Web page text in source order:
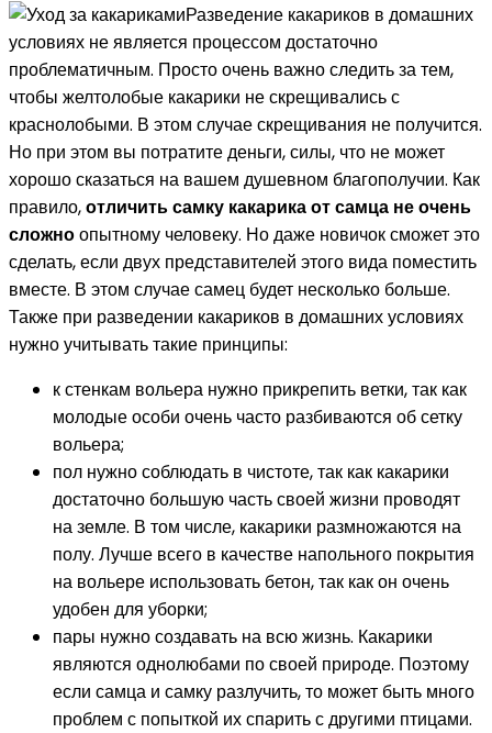
Разведение какариков в домашних
условиях не является процессом достаточно
проблематичным. Просто очень важно следить за тем,
чтобы желтолобые какарики не скрещивались с
краснолобыми. В этом случае скрещивания не получится.
Но при этом вы потратите деньги, силы, что не может
хорошо сказаться на вашем душевном благополучии. Как
правило,отличить самку какарика от самца не очень
сложноопытному человеку. Но даже новичок сможет это
сделать, если двух представителей этого вида поместить
вместе. В этом случае самец будет несколько больше.
Также при разведении какариков в домашних условиях
нужно учитывать такие принципы:
к стенкам вольера нужно прикрепить ветки, так как
молодые особи очень часто разбиваются об сетку
вольера;
пол нужно соблюдать в чистоте, так как какарики
достаточно большую часть своей жизни проводят
на земле. В том числе, какарики размножаются на
полу. Лучше всего в качестве напольного покрытия
на вольере использовать бетон, так как он очень
удобен для уборки;
пары нужно создавать на всю жизнь. Какарики
являются однолюбами по своей природе. Поэтому
если самца и самку разлучить, то может быть много
проблем с попыткой их спарить с другими птицами.